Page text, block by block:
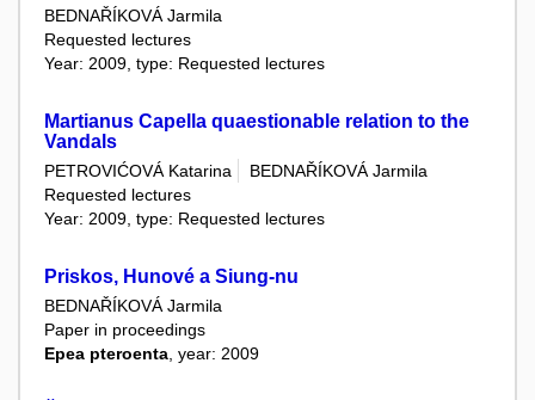
BEDNAŘÍKOVÁ Jarmila
Requested lectures
Year: 2009, type: Requested lectures
Martianus Capella quaestionable relation to the
Vandals
PETROVIĆOVÁ Katarina
BEDNAŘÍKOVÁ Jarmila
Requested lectures
Year: 2009, type: Requested lectures
Priskos, Hunové a Siung-nu
BEDNAŘÍKOVÁ Jarmila
Paper in proceedings
Epea pteroenta, year: 2009